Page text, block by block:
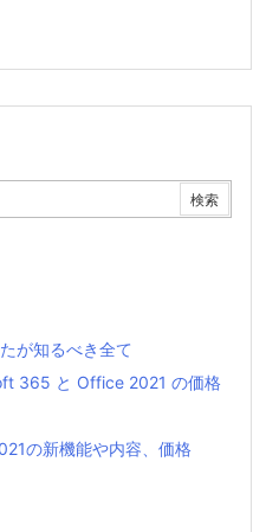
が知るべき全て
365 と Office 2021 の価格
の新機能や内容、価格